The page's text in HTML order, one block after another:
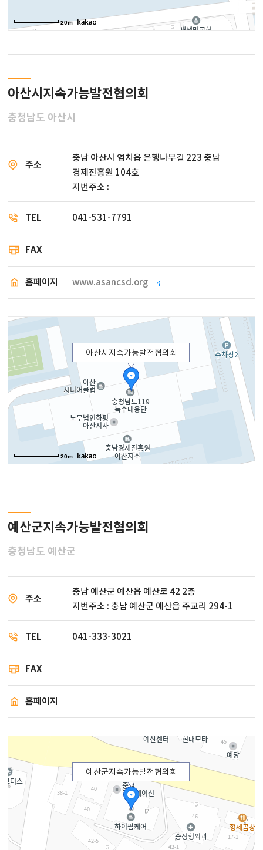
20m
아산시지속가능발전협의회
충청남도 아산시
주소
충남 아산시 염치읍 은행나무길 223 충남
경제진흥원 104호
지번주소 :
TEL 041-531-7791
FAX
홈페이지 www.asancsd.org
아산시지속가능발전협의회
20m
예산군지속가능발전협의회
충청남도 예산군
주소
충남 예산군 예산읍 예산로 42 2층
지번주소 : 충남 예산군 예산읍 주교리 294-1
TEL 041-333-3021
FAX
홈페이지
예산군지속가능발전협의회